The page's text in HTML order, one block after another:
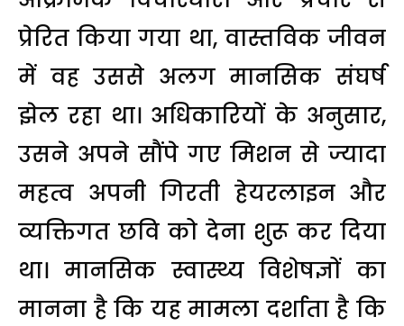
प्रेरित किया गया था, वास्तविक जीवन
में वह उससे अलग मानसिक संघर्ष
झेल रहा था। अधिकारियों के अनुसार,
उसने अपने सौंपे गए मिशन से ज्यादा
महत्व अपनी गिरती हेयरलाइन और
व्यक्तिगत छवि को देना शुरू कर दिया
था। मानसिक स्वास्थ्य विशेषज्ञों का
मानना है कि यह मामला दर्शाता है कि